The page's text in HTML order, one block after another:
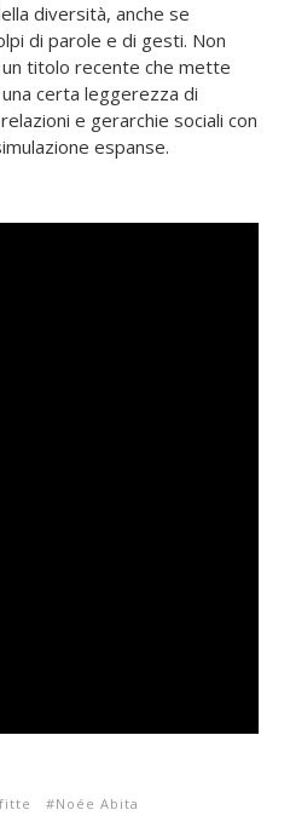
diversità, anche se
di parole e di gesti. Non
titolo recente che mette
certa leggerezza di
e gerarchie sociali con
espanse.
Noée Abita